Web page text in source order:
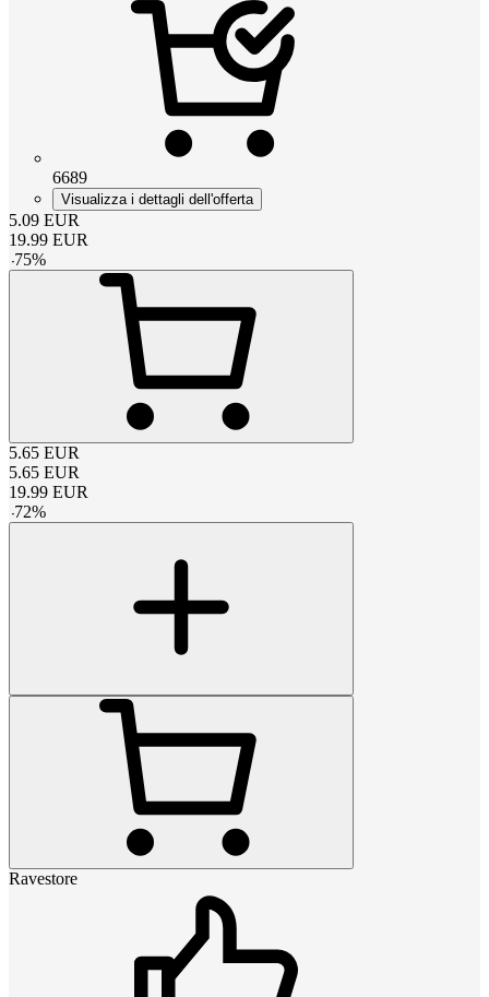
6689
Visualizza i dettagli dell'offerta
5.09 EUR
19.99 EUR
-75%
5.65 EUR
5.65 EUR
19.99 EUR
-72%
Ravestore